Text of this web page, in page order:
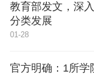
医疗设备、智慧
服务国家医学创
教育部发文，深
分类发展
01-28
官方明确：1所学